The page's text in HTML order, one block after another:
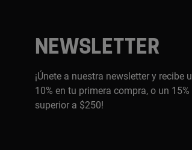
NEWSLETTER
¡Únete a nuestra newsletter y recibe
10% en tu primera compra, o un 15%
superior a $250!